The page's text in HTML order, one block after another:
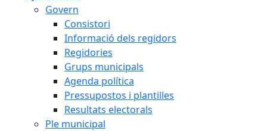
Govern
Consistori
Informació dels regidors
Regidories
Grups municipals
Agenda política
Pressupostos i plantilles
Resultats electorals
Ple municipal